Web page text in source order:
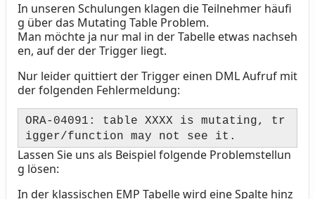
Text
In unseren Schulungen klagen die Teilnehmer häufi
g über das Mutating Table Problem.
Man möchte ja nur mal in der Tabelle etwas nachseh
en, auf der der Trigger liegt.
Nur leider quittiert der Trigger einen DML Aufruf mit
der folgenden Fehlermeldung:
ORA-04091: table XXXX is mutating, tr
igger/function may not see it.
Lassen Sie uns als Beispiel folgende Problemstellun
g lösen:
In der klassischen EMP Tabelle wird eine Spalte hinz